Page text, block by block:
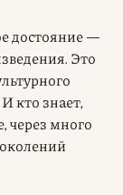
достояние —
Это
кто знает,
через много